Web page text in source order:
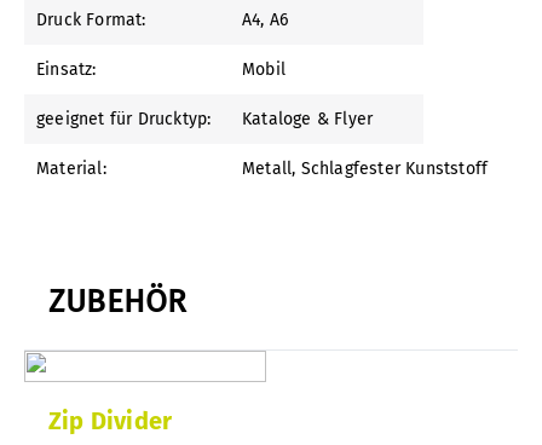
Druck Format: A4, A6
Einsatz: Mobil
geeignet für Drucktyp: Kataloge & Flyer
Material: Metall, Schlagfester Kunststoff
ZUBEHÖR
Zip Divider